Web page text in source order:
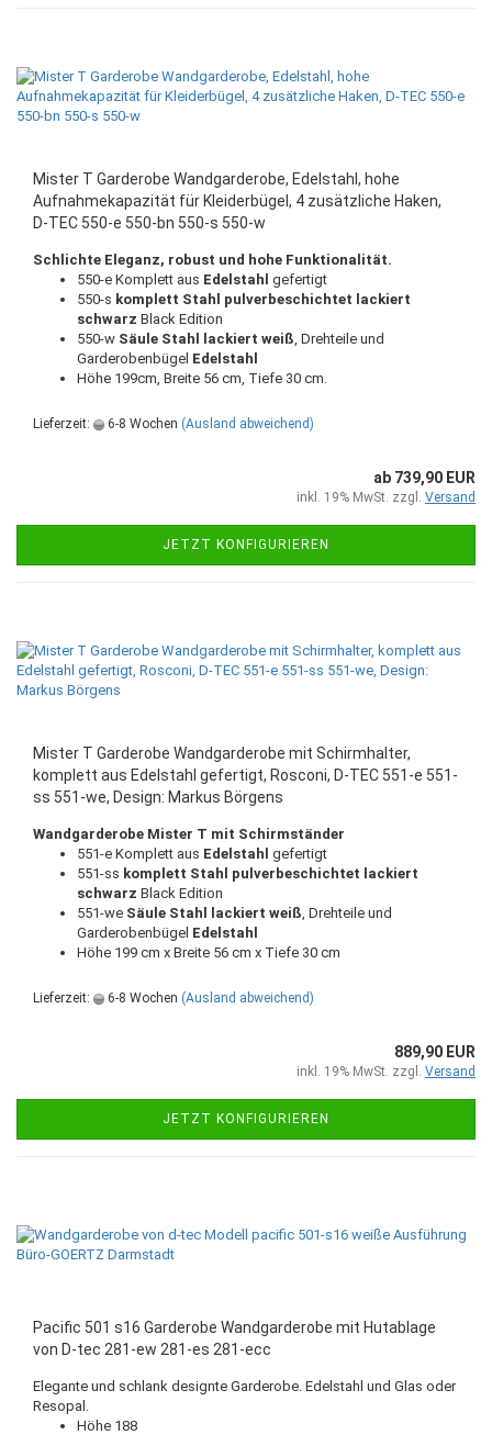
Mister T Garderobe Wandgarderobe, Edelstahl, hohe
Aufnahmekapazität für Kleiderbügel, 4 zusätzliche Haken,
D-TEC 550-e 550-bn 550-s 550-w
Schlichte Eleganz, robust und hohe Funktionalität.
550-e Komplett aus Edelstahl gefertigt
550-s komplett Stahl pulverbeschichtet lackiert
schwarz Black Edition
550-w Säule Stahl lackiert weiß, Drehteile und
Garderobenbügel Edelstahl
Höhe 199cm, Breite 56 cm, Tiefe 30 cm.
Lieferzeit: 6-8 Wochen (Ausland abweichend)
ab 739,90 EUR
inkl. 19% MwSt. zzgl. Versand
JETZT KONFIGURIEREN
Mister T Garderobe Wandgarderobe mit Schirmhalter,
komplett aus Edelstahl gefertigt, Rosconi, D-TEC 551-e 551-
ss 551-we, Design: Markus Börgens
Wandgarderobe Mister T mit Schirmständer
551-e Komplett aus Edelstahl gefertigt
551-ss komplett Stahl pulverbeschichtet lackiert
schwarz Black Edition
551-we Säule Stahl lackiert weiß, Drehteile und
Garderobenbügel Edelstahl
Höhe 199 cm x Breite 56 cm x Tiefe 30 cm
Lieferzeit: 6-8 Wochen (Ausland abweichend)
889,90 EUR
inkl. 19% MwSt. zzgl. Versand
JETZT KONFIGURIEREN
Pacific 501 s16 Garderobe Wandgarderobe mit Hutablage
von D-tec 281-ew 281-es 281-ecc
Elegante und schlank designte Garderobe. Edelstahl und Glas oder
Resopal.
Höhe 188